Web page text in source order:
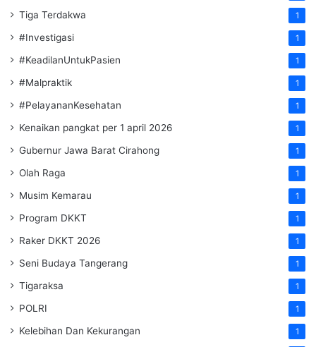
Tiga Terdakwa 1
#Investigasi 1
#KeadilanUntukPasien 1
#Malpraktik 1
#PelayananKesehatan 1
Kenaikan pangkat per 1 april 2026 1
Gubernur Jawa Barat Cirahong 1
Olah Raga 1
Musim Kemarau 1
Program DKKT 1
Raker DKKT 2026 1
Seni Budaya Tangerang 1
Tigaraksa 1
POLRI 1
Kelebihan Dan Kekurangan 1